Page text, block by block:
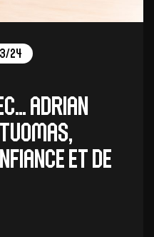
24
ADRIAN
Tuomas,
et de